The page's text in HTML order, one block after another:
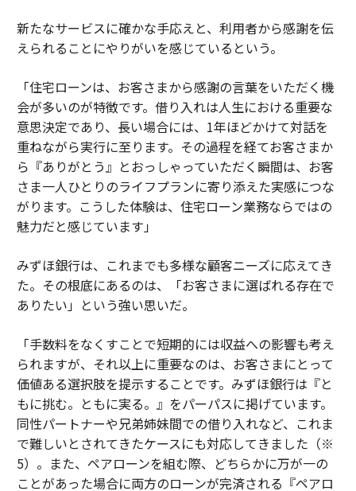
新たなサービスに確かな手応えと、利用者から感謝を伝
えられることにやりがいを感じているという。
「住宅ローンは、お客さまから感謝の言葉をいただく機
会が多いのが特徴です。借り入れは人生における重要な
意思決定であり、長い場合には、1年ほどかけて対話を
重ねながら実行に至ります。その過程を経てお客さまか
ら『ありがとう』とおっしゃっていただく瞬間は、お客
さま一人ひとりのライフプランに寄り添えた実感につな
がります。こうした体験は、住宅ローン業務ならではの
魅力だと感じています」
みずほ銀行は、これまでも多様な顧客ニーズに応えてき
た。その根底にあるのは、「お客さまに選ばれる存在で
ありたい」という強い思いだ。
「手数料をなくすことで短期的には収益への影響も考え
られますが、それ以上に重要なのは、お客さまにとって
価値ある選択肢を提示することです。みずほ銀行は『と
もに挑む。ともに実る。』をパーパスに掲げています。
同性パートナーや兄弟姉妹間での借り入れなど、これま
で難しいとされてきたケースにも対応してきました（※
5）。また、ペアローンを組む際、どちらかに万が一の
ことがあった場合に両方のローンが完済される『ペアロ